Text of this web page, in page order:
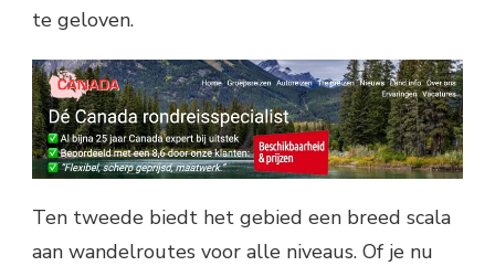
te geloven.
Ten tweede biedt het gebied een breed scala
aan wandelroutes voor alle niveaus. Of je nu